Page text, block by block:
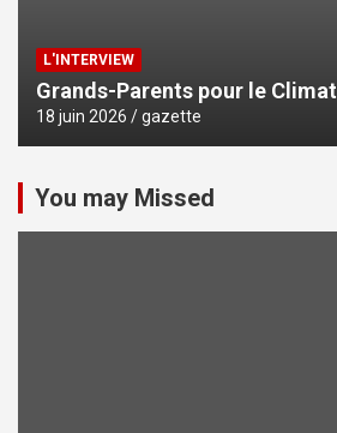
L'INTERVIEW
Grands-Parents pour le Climat
18 juin 2026 gazette
You may Missed